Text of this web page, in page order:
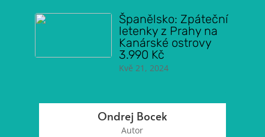
Španělsko: Zpáteční
letenky z Prahy na
Kanárské ostrovy
3.990 Kč
Kvě 21, 2024
Ondrej Bocek
Autor